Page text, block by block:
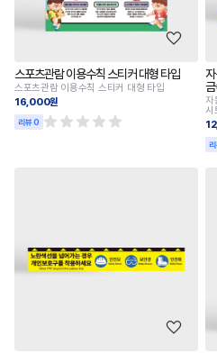
스포츠관람 이용수칙 스티커 대형 타입
스포츠관람 이용수칙 스티커 대형 타입
16,000원
리뷰 0
자
시